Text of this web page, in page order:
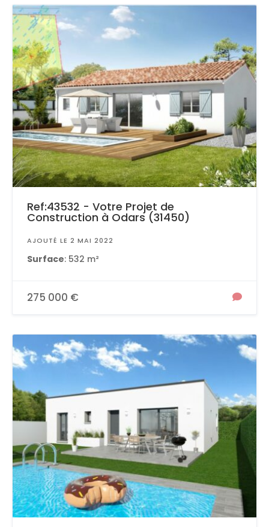
Ref:43532 - Votre Projet de
Construction à Odars (31450)
AJOUTÉ LE 2 MAI 2022
Surface: 532 m²
275 000 €